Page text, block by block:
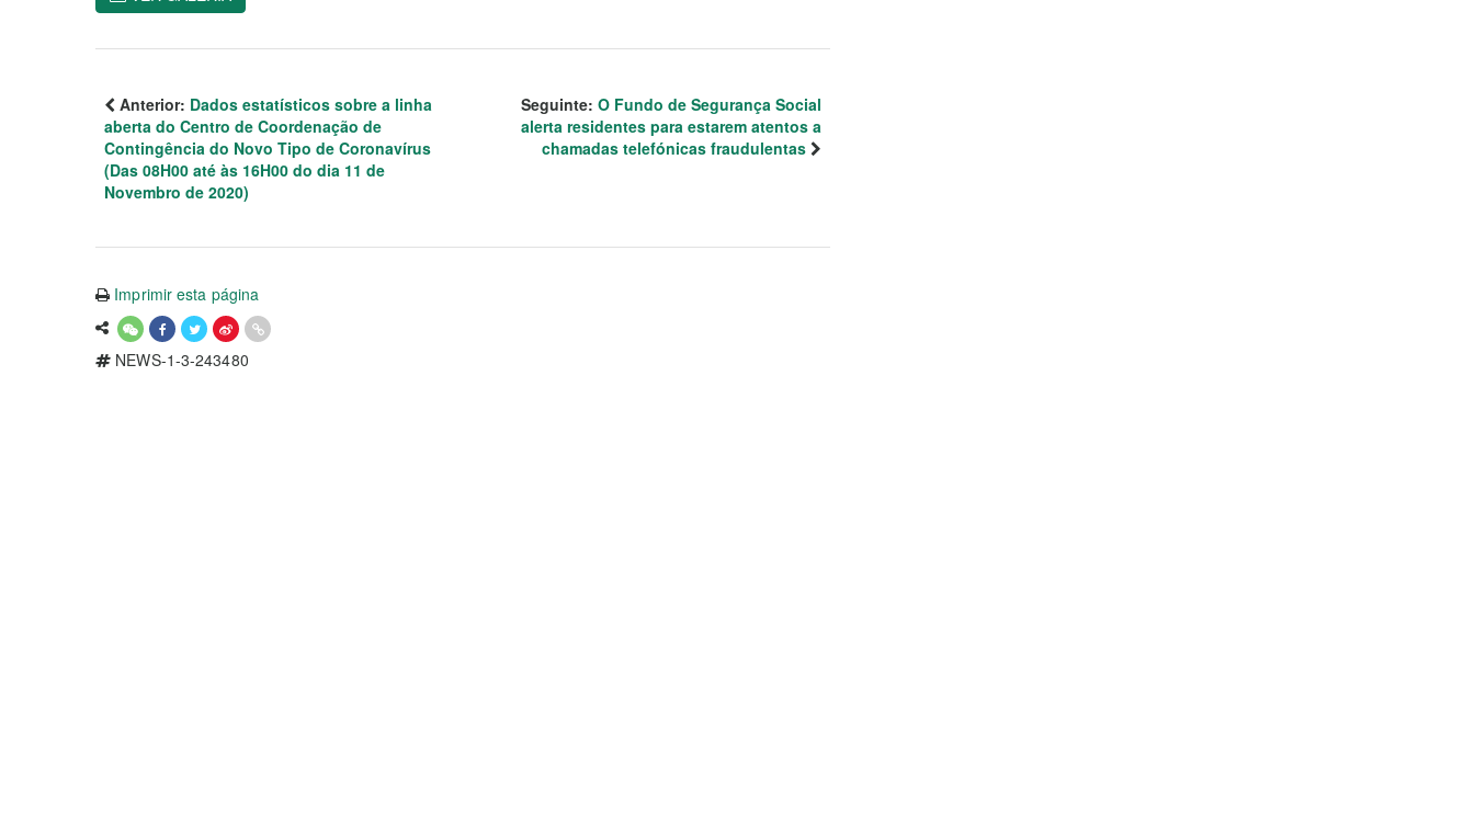
Anterior: Dados estatísticos sobre a linha
aberta do Centro de Coordenação de
Contingência do Novo Tipo de Coronavírus
(Das 08H00 até às 16H00 do dia 11 de
Novembro de 2020)
Seguinte: O Fundo de Segurança Social
alerta residentes para estarem atentos a
chamadas telefónicas fraudulentas
Imprimir esta página
NEWS-1-3-243480